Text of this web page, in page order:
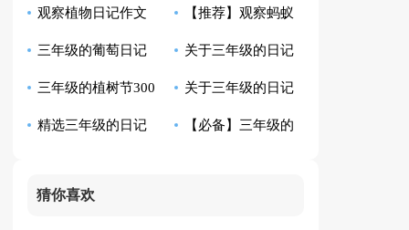
年级作文300字合集5
篇
记
观察植物日记作文
汇总五篇
【推荐】观察蚂蚁
日记范文汇编9篇
三年级的葡萄日记
（精选7篇）
关于三年级的日记
作文300字汇编十篇
三年级的植树节300
字日记
关于三年级的日记
作文300字集锦10篇
精选三年级的日记 【必备】三年级的
猜你喜欢